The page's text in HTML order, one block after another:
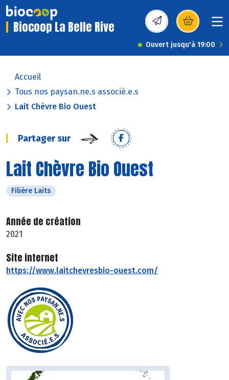
Biocoop La Belle Rive (s’ouvre dans une
Ouvert jusqu'à 19:00
Accueil
Tous nos paysan.ne.s associé.e.s
Lait Chèvre Bio Ouest
Partager sur
Lait Chèvre Bio Ouest
Filière Laits
Année de création
2021
Site internet
https://www.laitchevresbio-ouest.com/